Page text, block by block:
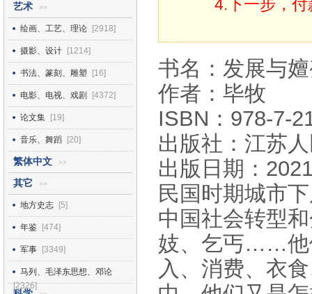
艺术 >>
绘画、工艺、理论 [2918]
摄影、设计 [1214]
书法、篆刻、雕塑 [16]
电影、电视、戏剧 [4372]
论文集 [19]
音乐、舞蹈 [20]
繁体中文 >>
其它 >>
地方史志 [5]
年鉴 [474]
军事 [3349]
马列、毛泽东思想、邓论
[2326]
4.下一步，
书名：发展与
作者：毕牧
ISBN：978-7-
出版社：江苏
出版日期：
民国时期城市
中国社会转型
妓、乞丐……他
入、消费、衣